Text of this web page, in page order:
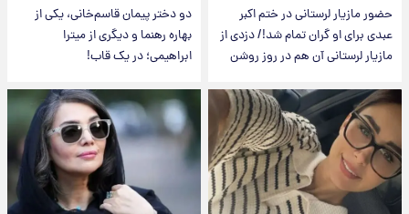
حضور مازیار لرستانی در ختم اکبر
عبدی برای او گران تمام شد!/ دزدی از
مازیار لرستانی آن هم در روز روشن
دو دختر پیمان قاسم‌خانی، یکی از
بهاره رهنما و دیگری از میترا
ابراهیمی؛ در یک قاب!